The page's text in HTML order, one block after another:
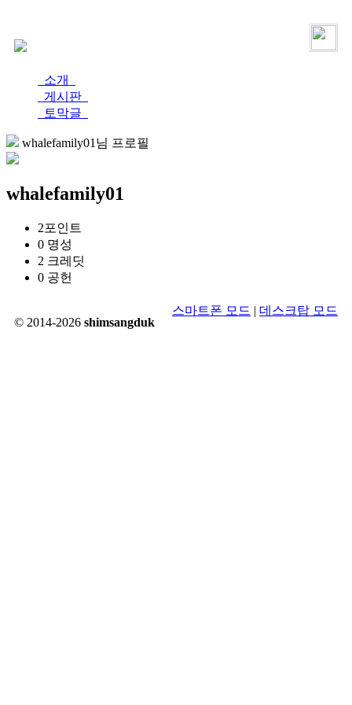
소개
게시판
토막글
whalefamily01님 프로필
whalefamily01
2포인트
0 명성
2 크레딧
0 공헌
© 2014-2026 shimsangduk
스마트폰 모드 | 데스크탑 모드